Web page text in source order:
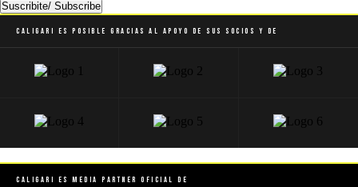
Suscribite/ Subscribe
Caligari es posible gracias al apoyo de sus socios y de
Caligari es Media Partner Oficial de